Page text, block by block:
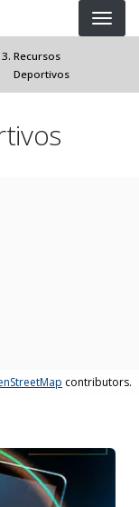
Recursos
Deportivos
contributors.